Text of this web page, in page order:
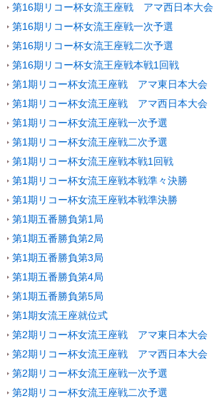
第16期リコー杯女流王座戦 アマ西日本大会
第16期リコー杯女流王座戦一次予選
第16期リコー杯女流王座戦二次予選
第16期リコー杯女流王座戦本戦1回戦
第1期リコー杯女流王座戦 アマ東日本大会
第1期リコー杯女流王座戦 アマ西日本大会
第1期リコー杯女流王座戦一次予選
第1期リコー杯女流王座戦二次予選
第1期リコー杯女流王座戦本戦1回戦
第1期リコー杯女流王座戦本戦準々決勝
第1期リコー杯女流王座戦本戦準決勝
第1期五番勝負第1局
第1期五番勝負第2局
第1期五番勝負第3局
第1期五番勝負第4局
第1期五番勝負第5局
第1期女流王座就位式
第2期リコー杯女流王座戦 アマ東日本大会
第2期リコー杯女流王座戦 アマ西日本大会
第2期リコー杯女流王座戦一次予選
第2期リコー杯女流王座戦二次予選